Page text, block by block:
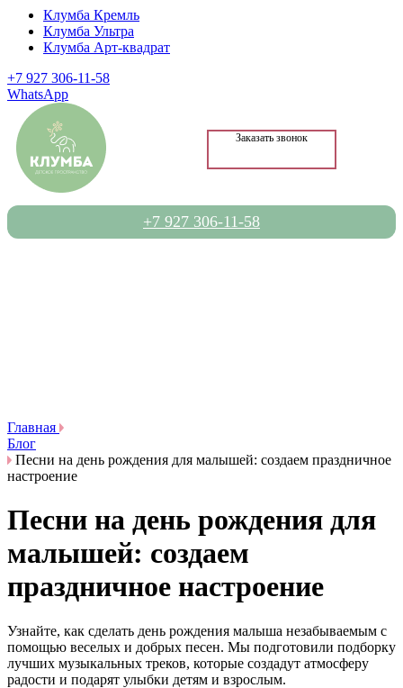
Клумба Кремль
Клумба Ультра
Клумба Арт-квадрат
+7 927 306-11-58
WhatsApp
Заказать звонок
+7 927 306-11-58
Главная
Блог
Песни на день рождения для малышей: создаем праздничное
настроение
Песни на день рождения для
малышей: создаем
праздничное настроение
Узнайте, как сделать день рождения малыша незабываемым с
помощью веселых и добрых песен. Мы подготовили подборку
лучших музыкальных треков, которые создадут атмосферу
радости и подарят улыбки детям и взрослым.